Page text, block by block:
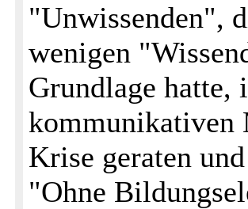
"Unwissenden",
wenigen
Grundlage hatte,
kommunikativen
Krise geraten
"Ohne